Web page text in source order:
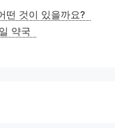
떤 것이 있을까요?
약국